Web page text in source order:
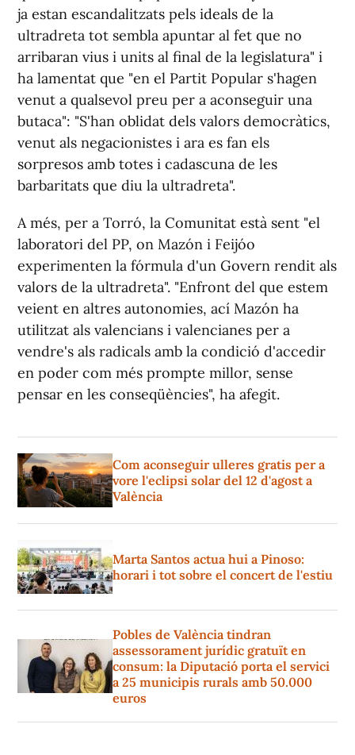
ja estan escandalitzats pels ideals de la
ultradreta tot sembla apuntar al fet que no
arribaran vius i units al final de la legislatura" i
ha lamentat que "en el Partit Popular s'hagen
venut a qualsevol preu per a aconseguir una
butaca": "S'han oblidat dels valors democràtics,
venut als negacionistes i ara es fan els
sorpresos amb totes i cadascuna de les
barbaritats que diu la ultradreta".
A més, per a Torró, la Comunitat està sent "el
laboratori del PP, on Mazón i Feijóo
experimenten la fórmula d'un Govern rendit als
valors de la ultradreta". "Enfront del que estem
veient en altres autonomies, ací Mazón ha
utilitzat als valencians i valencianes per a
vendre's als radicals amb la condició d'accedir
en poder com més prompte millor, sense
pensar en les conseqüències", ha afegit.
Com aconseguir ulleres gratis per a
vore l'eclipsi solar del 12 d'agost a
València
Marta Santos actua hui a Pinoso:
horari i tot sobre el concert de l'estiu
Pobles de València tindran
assessorament jurídic gratuït en
consum: la Diputació porta el servici
a 25 municipis rurals amb 50.000
euros